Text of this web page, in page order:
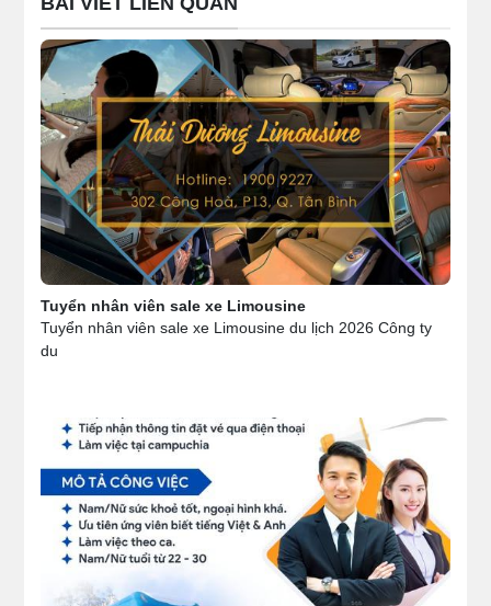
Tuyển nhân viên sale xe Limousine
Tuyển nhân viên sale xe Limousine du lịch 2026 Công ty
du